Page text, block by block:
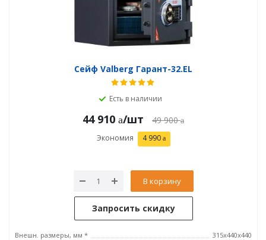
Сейф Valberg Гарант-32.EL
Есть в наличии
44 910 /шт 49 900
Экономия 4 990
В корзину
Запросить скидку
Внешн. размеры, мм * 315x440x440